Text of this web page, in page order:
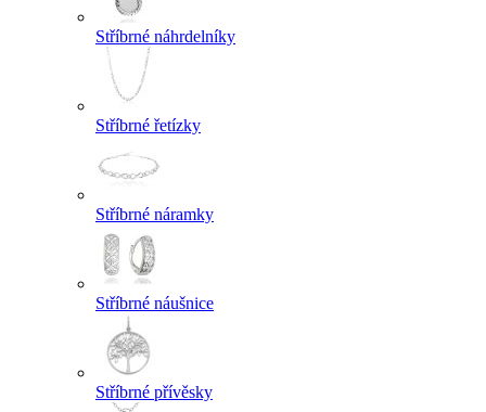
Stříbrné náhrdelníky
Stříbrné řetízky
Stříbrné náramky
Stříbrné náušnice
Stříbrné přívěsky